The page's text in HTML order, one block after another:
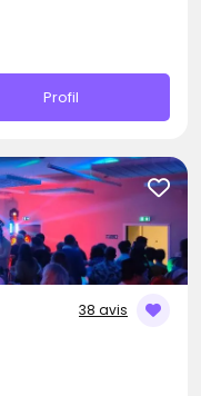
Profil
38 avis